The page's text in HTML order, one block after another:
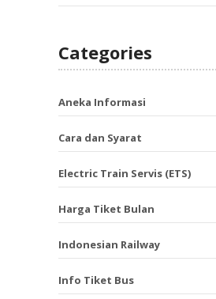
Categories
Aneka Informasi
Cara dan Syarat
Electric Train Servis (ETS)
Harga Tiket Bulan
Indonesian Railway
Info Tiket Bus